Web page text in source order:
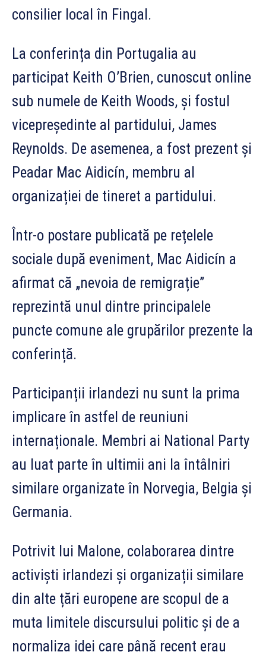
consilier local în Fingal.
La conferința din Portugalia au
participat Keith O’Brien, cunoscut online
sub numele de Keith Woods, și fostul
vicepreședinte al partidului, James
Reynolds. De asemenea, a fost prezent și
Peadar Mac Aidicín, membru al
organizației de tineret a partidului.
Într-o postare publicată pe rețelele
sociale după eveniment, Mac Aidicín a
afirmat că „nevoia de remigrație”
reprezintă unul dintre principalele
puncte comune ale grupărilor prezente la
conferință.
Participanții irlandezi nu sunt la prima
implicare în astfel de reuniuni
internaționale. Membri ai National Party
au luat parte în ultimii ani la întâlniri
similare organizate în Norvegia, Belgia și
Germania.
Potrivit lui Malone, colaborarea dintre
activiști irlandezi și organizații similare
din alte țări europene are scopul de a
muta limitele discursului politic și de a
normaliza idei care până recent erau